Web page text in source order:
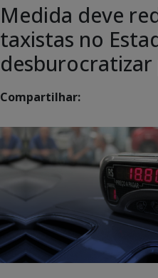
Medida deve
taxistas no
desburocratizar
Compartilhar: